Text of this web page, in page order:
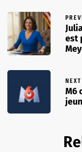
est
NEXT
M6